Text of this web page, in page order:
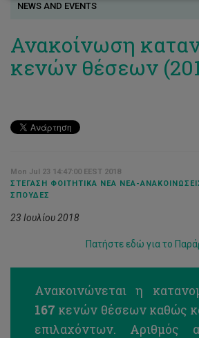
NEWS AND EVENTS
Ανακοίνωση
κενών θέσεων
Mon Jul 23 14:47:00 EEST 2018
ΣΤΈΓΑΣΗ ΦΟΙΤΗΤΙΚΆ ΝΈΑ ΝΈΑ-
ΣΠΟΥΔΈΣ
23 Ιουλίου 2018
Πατήστε εδώ για το
Ανακοινώνεται η
167 κενών θέσεων καθώς
επιλαχόντων. Αριθμός